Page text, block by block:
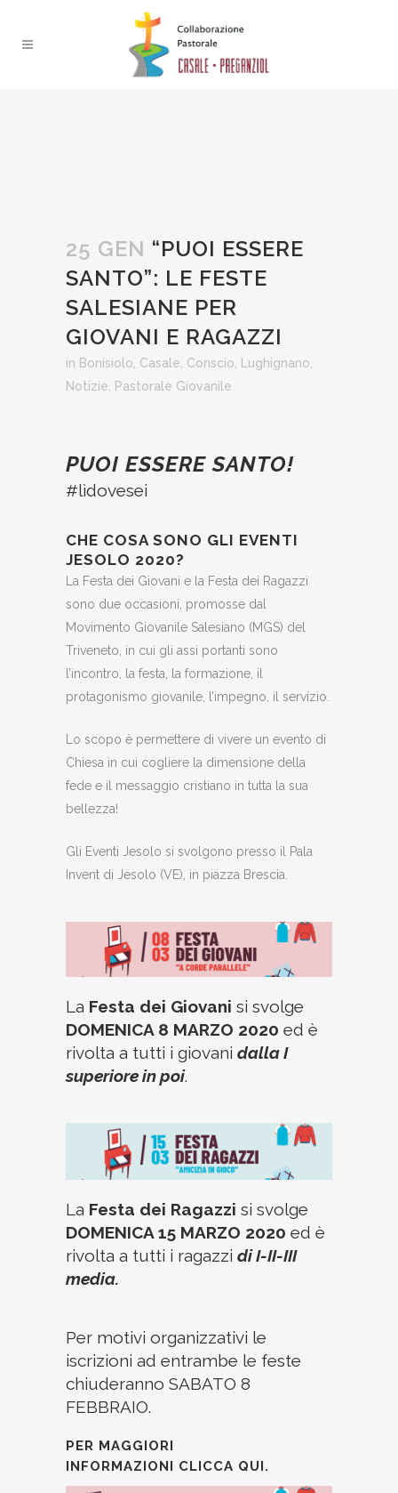
25 GEN “PUOI ESSERE
SANTO”: LE FESTE
SALESIANE PER
GIOVANI E RAGAZZI
in Bonisiolo Casale Conscio Lughignano
Notizie
Pastorale Giovanile
PUOI ESSERE SANTO!
#lìdovesei
CHE COSA SONO GLI EVENTI
JESOLO 2020?
La Festa dei Giovani e la Festa dei Ragazzi
sono due occasioni, promosse dal
Movimento Giovanile Salesiano (MGS) del
Triveneto, in cui gli assi portanti sono
l’incontro, la festa, la formazione, il
protagonismo giovanile, l’impegno, il servizio.
Lo scopo è permettere di vivere un evento di
Chiesa in cui cogliere la dimensione della
fede e il messaggio cristiano in tutta la sua
bellezza!
Gli Eventi Jesolo si svolgono presso il Pala
Invent di Jesolo (VE), in piazza Brescia.
La Festa dei Giovani si svolge
DOMENICA 8 MARZO 2020 ed è
rivolta a tutti i giovani dalla I
superiore in poi.
La Festa dei Ragazzi si svolge
DOMENICA 15 MARZO 2020 ed è
rivolta a tutti i ragazzi di I-II-III
media.
Per motivi organizzativi le
iscrizioni ad entrambe le feste
chiuderanno SABATO 8
FEBBRAIO.
PER MAGGIORI
INFORMAZIONI CLICCA QUI .